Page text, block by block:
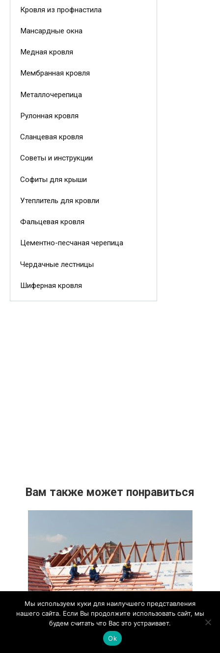
Кровля из профнастила
Мансардные окна
Медная кровля
Мембранная кровля
Металлочерепица
Рулонная кровля
Сланцевая кровля
Советы и инструкции
Софиты для крыши
Утеплитель для кровли
Фальцевая кровля
Цементно-песчаная черепица
Чердачные лестницы
Шиферная кровля
Вам также может понравиться
Как правильно укладывать обрешетку
Мы используем куки для наилучшего представления
нашего сайта. Если Вы продолжите использовать сайт, мы
будем считать что Вас это устраивает.
Ok